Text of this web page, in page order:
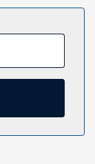
freezers
with
include desks
local calls.
features